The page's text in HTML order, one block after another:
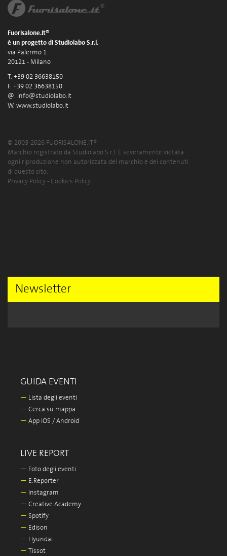
Fuorisalone.it®
è un progetto di Studiolabo S.r.l.
via Palermo 1
20121 - Milano
T. +39 02 36638150
F. +39 02 36638150
@. info@studiolabo.it
W. www.studiolabo.it
© 2003-2026 FUORISALONE.IT®
Marchio registrato da Studiolabo S.r.l. È severamente vietata
ogni riproduzione non autorizzata del marchio e dei contenuti
di questo sito.
Privacy Policy - Cookies Policy
Newsletter
GUIDA EVENTI
— Lista degli eventi
— Cerca su mappa
— App iOS / Android
LIVE REPORT
— Foto degli eventi
— E.Reporter
— Instagram
— Creative Academy
— Spotify
— Edison
— Hyundai
— Tissot